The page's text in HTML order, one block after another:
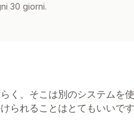
30 giorni.
く、そこは別のシステムを使
られることはとてもいいです